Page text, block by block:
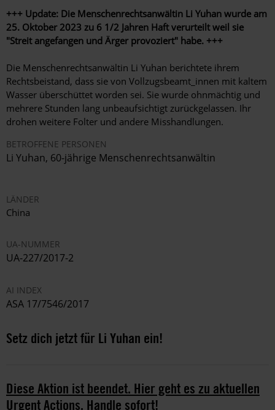
+++ Update: Die Menschenrechtsanwältin Li Yuhan wurde am
25. Oktober 2023 zu 6 1/2 Jahren Haft verurteilt weil sie
"Streit angefangen und Ärger provoziert" habe. +++
Die Menschenrechtsanwältin Li Yuhan berichtete ihrem
Rechtsbeistand, dass sie von Vollzugsbeamt_innen mit kaltem
Wasser überschüttet worden sei. Sie wurde ohnmächtig und
mehrere Stunden lang unbeaufsichtigt zurückgelassen. Ihr
drohen weitere Folter und andere Misshandlungen.
BETROFFENE PERSONEN
Li Yuhan, 60-jährige Menschenrechtsanwältin
LÄNDER
China
UA-NUMMER
UA-227/2017-2
AI INDEX
ASA 17/7546/2017
Setz dich jetzt für Li Yuhan ein!
Diese Aktion ist beendet. Hier geht es zu aktuellen
Urgent Actions. Handle sofort!